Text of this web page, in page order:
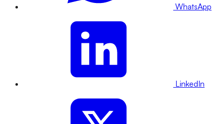
WhatsApp
LinkedIn